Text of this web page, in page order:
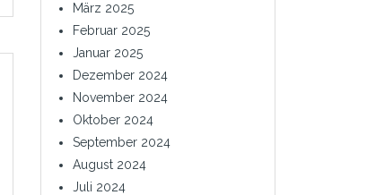
März 2025
Februar 2025
Januar 2025
Dezember 2024
November 2024
Oktober 2024
September 2024
August 2024
Juli 2024